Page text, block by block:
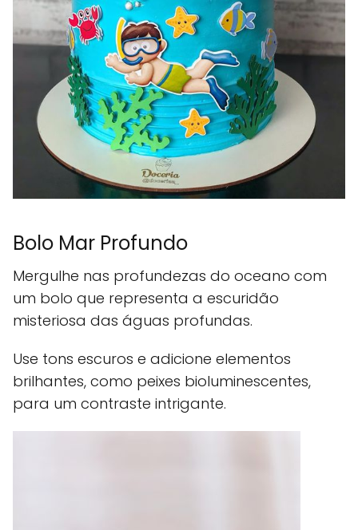
Bolo Mar Profundo
Mergulhe nas profundezas do oceano com
um bolo que representa a escuridão
misteriosa das águas profundas.
Use tons escuros e adicione elementos
brilhantes, como peixes bioluminescentes,
para um contraste intrigante.